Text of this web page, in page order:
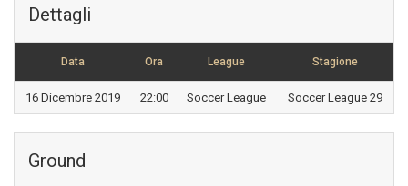
Dettagli
Data Ora League Stagione
16 Dicembre 2019 22:00 Soccer League Soccer League 29
Ground